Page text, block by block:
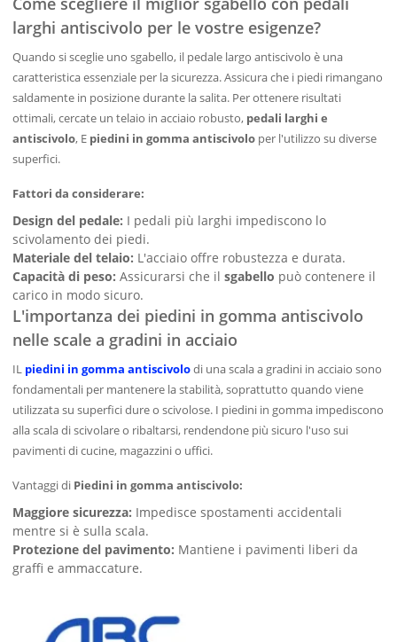
larghi antiscivolo per le vostre esigenze?
Quando si sceglie uno sgabello, il pedale largo antiscivolo è una
caratteristica essenziale per la sicurezza. Assicura che i piedi rimangano
saldamente in posizione durante la salita. Per ottenere risultati
ottimali, cercate un telaio in acciaio robusto, pedali larghi e
antiscivolo, E piedini in gomma antiscivolo per l'utilizzo su diverse
superfici.
Fattori da considerare:
Design del pedale: I pedali più larghi impediscono lo
scivolamento dei piedi.
Materiale del telaio: L'acciaio offre robustezza e durata.
Capacità di peso: Assicurarsi che ilsgabello può contenere il
carico in modo sicuro.
L'importanza dei piedini in gomma antiscivolo
nelle scale a gradini in acciaio
IL piedini in gomma antiscivolodi una scala a gradini in acciaio sono
fondamentali per mantenere la stabilità, soprattutto quando viene
utilizzata su superfici dure o scivolose. I piedini in gomma impediscono
alla scala di scivolare o ribaltarsi, rendendone più sicuro l'uso sui
pavimenti di cucine, magazzini o uffici.
Vantaggi di Piedini in gomma antiscivolo:
Maggiore sicurezza: Impedisce spostamenti accidentali
mentre si è sulla scala.
Protezione del pavimento: Mantiene i pavimenti liberi da
graffi e ammaccature.